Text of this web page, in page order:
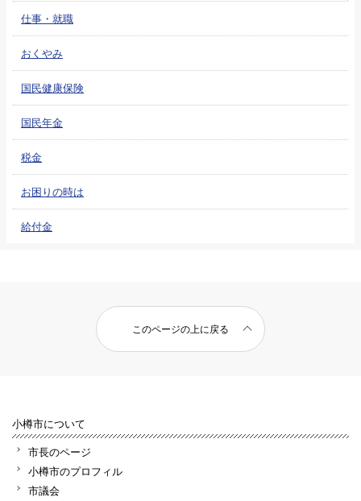
仕事・就職
おくやみ
国民健康保険
国民年金
税金
お困りの時は
給付金
このページの上に戻る
小樽市について
市長のページ
小樽市のプロフィル
市議会